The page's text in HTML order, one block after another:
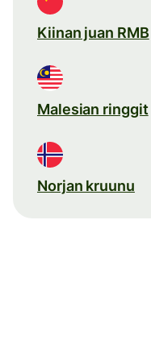
Kiinan juan RMB
Malesian ringgit
Norjan kruunu